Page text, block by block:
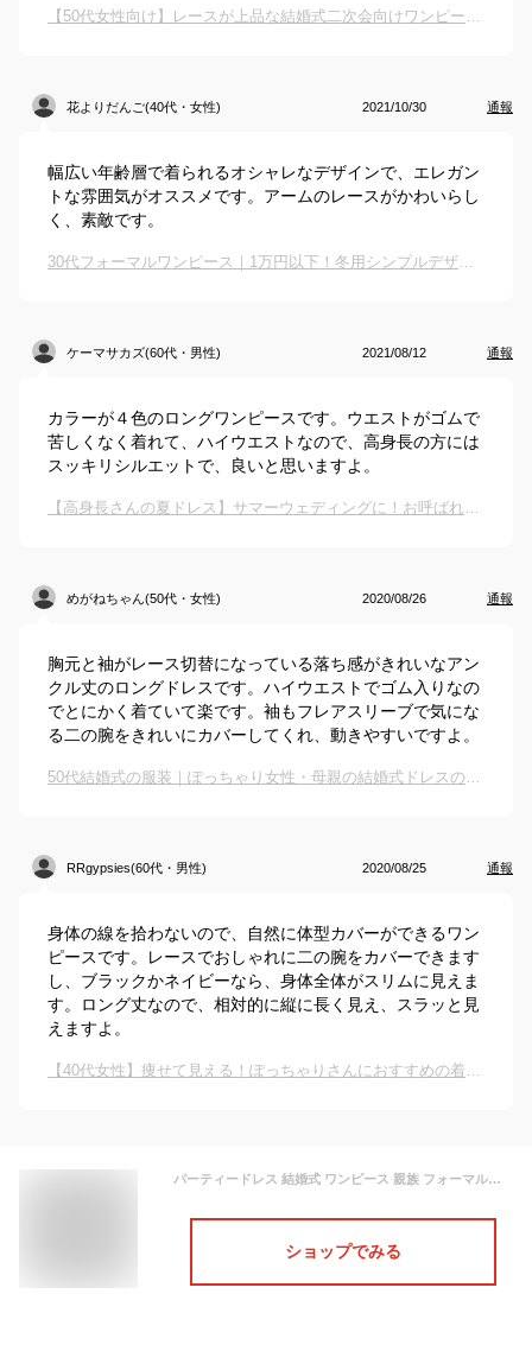
【50代女性向け】レースが上品な結婚式二次会向けワンピースのおすすめは？
花よりだんご(40代・女性) 2021/10/30 通報
幅広い年齢層で着られるオシャレなデザインで、エレガン
トな雰囲気がオススメです。アームのレースがかわいらし
く、素敵です。
30代フォーマルワンピース｜1万円以下！冬用シンプルデザインのおすすめは？
ケーマサカズ(60代・男性) 2021/08/12 通報
カラーが４色のロングワンピースです。ウエストがゴムで
苦しくなく着れて、ハイウエストなので、高身長の方には
スッキリシルエットで、良いと思いますよ。
【高身長さんの夏ドレス】サマーウェディングに！お呼ばれワンピは？
めがねちゃん(50代・女性) 2020/08/26 通報
胸元と袖がレース切替になっている落ち感がきれいなアン
クル丈のロングドレスです。ハイウエストでゴム入りなの
でとにかく着ていて楽です。袖もフレアスリーブで気にな
る二の腕をきれいにカバーしてくれ、動きやすいですよ。
50代結婚式の服装｜ぽっちゃり女性・母親の結婚式ドレスのおすすめは？
RRgypsies(60代・男性) 2020/08/25 通報
身体の線を拾わないので、自然に体型カバーができるワン
ピースです。レースでおしゃれに二の腕をカバーできます
し、ブラックかネイビーなら、身体全体がスリムに見えま
す。ロング丈なので、相対的に縦に長く見え、スラッと見
えますよ。
【40代女性】痩せて見える！ぽっちゃりさんにおすすめの着痩せワンピースのおすすめは？
パーティードレス 結婚式 ワンピース 親族 フォーマルドレス 40代 50代 レディース ブラックフォーマル フォーマルワンピース セミフォーマル ロング丈 大きいサイズ 袖あり セレモニー レース 大きめ ドレス ロングワンピース フォーマル ロングドレス 30代 60代 母親 秋冬
ショップでみる